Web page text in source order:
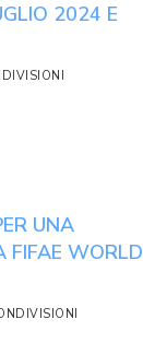
2024 E
UNA
FIFAE WORLD